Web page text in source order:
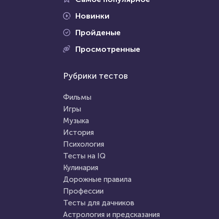
Проходили 80 раз
Пройти тест
12 сентября 2020 7462
Тест на уникальность: "Что
Вы видите первым?"
26 июля 2021
Рубрики тестов
Фильмы
Игры
Музыка
История
Психология
Тесты на IQ
Кулинария
Дорожные правила
Профессии
Тесты для дачников
Астрология и предсказания
Новинки
Пройденые
Просмотренные